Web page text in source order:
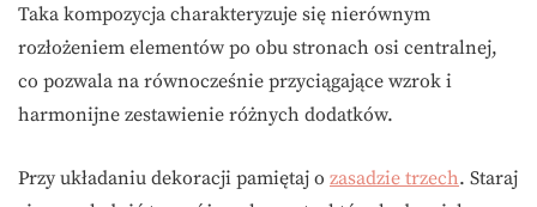
Taka kompozycja charakteryzuje się nierównym
rozłożeniem elementów po obu stronach osi centralnej,
co pozwala na równocześnie przyciągające wzrok i
harmonijne zestawienie różnych dodatków.
Przy układaniu dekoracji pamiętaj o zasadzie trzech. Staraj